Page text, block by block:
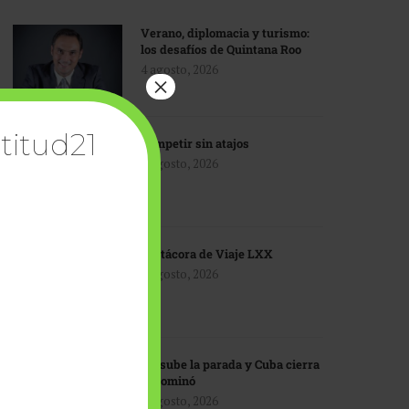
Verano, diplomacia y turismo:
los desafíos de Quintana Roo
4 agosto, 2026
Competir sin atajos
4 agosto, 2026
Bitácora de Viaje LXX
3 agosto, 2026
EU sube la parada y Cuba cierra
el dominó
3 agosto, 2026
×